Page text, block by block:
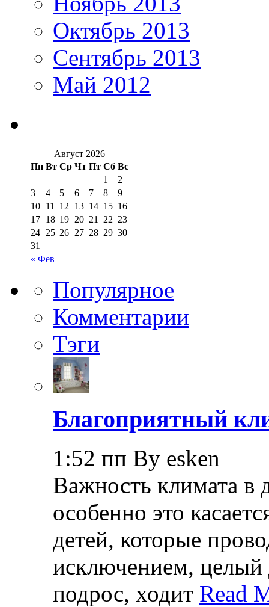
Октябрь 2013
Сентябрь 2013
Май 2012
Август 2026
Пн Вт Ср Чт Пт Сб Вс
« Фев
1
2
3
4 5 6 7 8
9
10 11 12 13 14 15 16
17 18 19 20 21 22 23
24 25 26 27 28 29 30
31
Популярное
Комментарии
Тэги
Благоприятный
1:52 пп By esken
Важность климата в
особенно это
детей, которые
исключением, целый
подрос, ходит Read